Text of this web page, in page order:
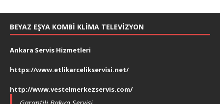
BEYAZ EŞYA KOMBI KLIMA TELEVIZYON
Ankara Servis Hizmetleri
https://www.etlikarcelikservisi.net/
http://www.vestelmerkezservis.com/